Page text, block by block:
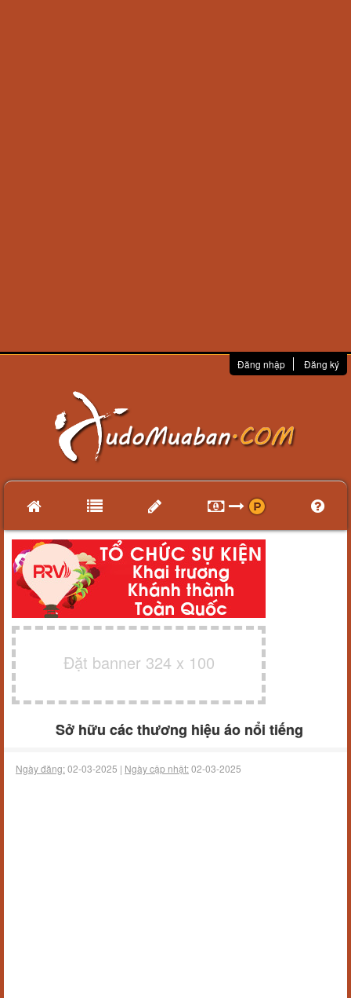
Đăng nhập Đăng ký
Đặt banner 324 x 100
Sở hữu các thương hiệu áo nổi tiếng
Ngày đăng:02-03-2025 | Ngày cập nhật:02-03-2025